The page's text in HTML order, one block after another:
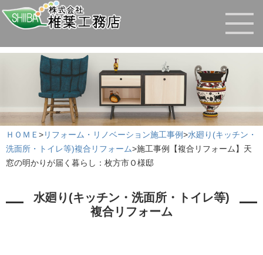
ＨＯＭＥ >リフォーム・リノベーション施工事例>水廻り(キッチン・
洗面所・トイレ等)複合リフォーム>施工事例【複合リフォーム】天
窓の明かりが届く暮らし：枚方市Ｏ様邸
水廻り(キッチン・洗面所・トイレ等)
複合リフォーム